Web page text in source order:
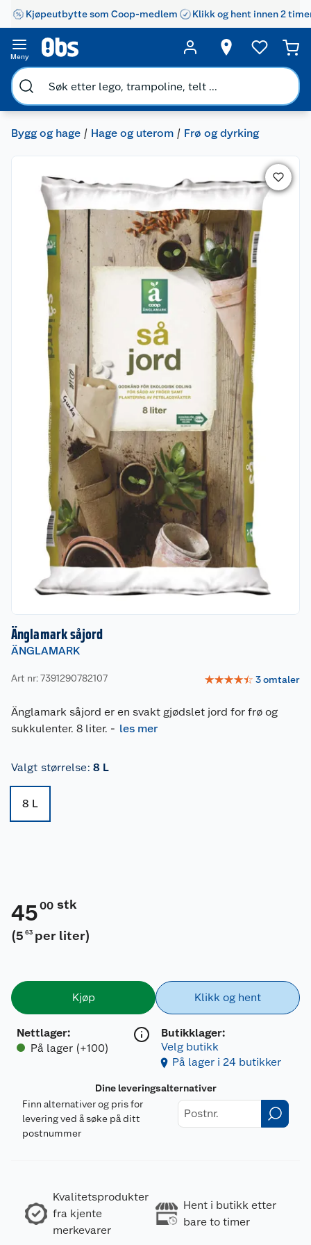
Kjøpeutbytte som Coop-medlem Klikk og hent innen 2
Meny
Bygg og hage Hage og uterom Frø og dyrking
Änglamark såjord
ÄNGLAMARK
Art nr: 7391290782107 ☆☆☆☆☆ 3omtaler
Änglamark såjord er en svakt gjødslet jord for frø og
sukkulenter. 8 liter. - les mer
Valgt størrelse: 8 L
8 L
4500 stk
(5 63 per liter)
Kjøp
Nettlager:
På lager (+100)
Klikk og hent
Butikklager:
Velg butikk
På lager i 24 butikker
Dine leveringsalternativer
Finn alternativer og pris for
levering ved å søke på ditt
postnummer
Kvalitetsprodukter
fra kjente
merkevarer
Hent i butikk etter
bare to timer